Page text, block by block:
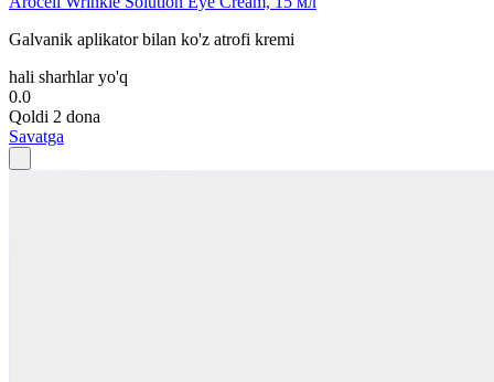
Galvanik aplikator bilan ko'z atrofi kremi
hali sharhlar yo'q
0.0
Qoldi 2 dona
Savatga